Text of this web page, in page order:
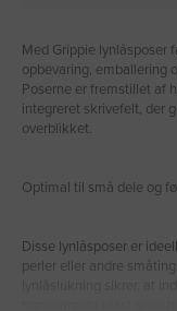
Med Grippie lynlåsposer
opbevaring, emballering
Poserne er fremstillet af
integreret skrivefelt, der
overblikket.
Optimal til små dele og
Disse lynlåsposer er
perler eller andre